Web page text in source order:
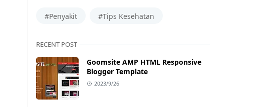
#Penyakit #Tips Kesehatan
RECENT POST
Goomsite AMP HTML Responsive
Blogger Template
2023/9/26